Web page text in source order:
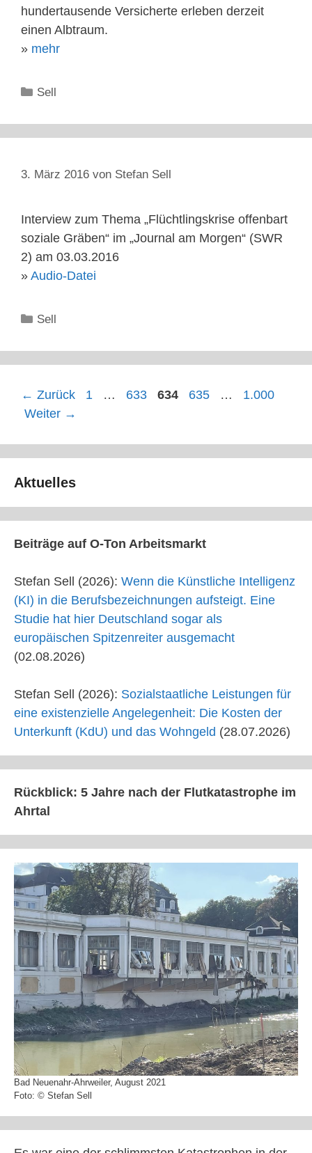
hundertausende Versicherte erleben derzeit
einen Albtraum.
» mehr
Kategorien
Sell
3. März 2016 von Stefan Sell
Interview zum Thema „Flüchtlingskrise offenbart
soziale Gräben“ im „Journal am Morgen“ (SWR
2) am 03.03.2016
» Audio-Datei
Kategorien
Sell
← Zurück Seite
1 … Seite
633 Seite
634 Seite
635 … Seite
1.000
Weiter →
Aktuelles
Beiträge auf O-Ton Arbeitsmarkt
Stefan Sell (2026): Wenn die Künstliche Intelligenz
(KI) in die Berufsbezeichnungen aufsteigt. Eine
Studie hat hier Deutschland sogar als
europäischen Spitzenreiter ausgemacht
(02.08.2026)
Stefan Sell (2026): Sozialstaatliche Leistungen für
eine existenzielle Angelegenheit: Die Kosten der
Unterkunft (KdU) und das Wohngeld (28.07.2026)
Rückblick: 5 Jahre nach der Flutkatastrophe im
Ahrtal
Bad Neuenahr-Ahrweiler, August 2021
Foto: © Stefan Sell